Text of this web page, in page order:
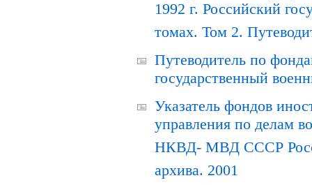
1992 г. Российский
томах. Том 2.
Путеводитель по
государственный
Указатель фондов
управления по делам
НКВД- МВД СССР
архива. 2001